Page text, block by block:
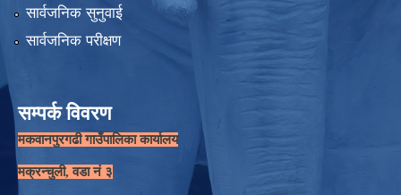
सार्वजनिक सुनुवाई
सार्वजनिक परीक्षण
सम्पर्क विवरण
मकवानपुरगढी गाउँपालिका कार्यालय
मक्रन्चुली, वडा नं ३